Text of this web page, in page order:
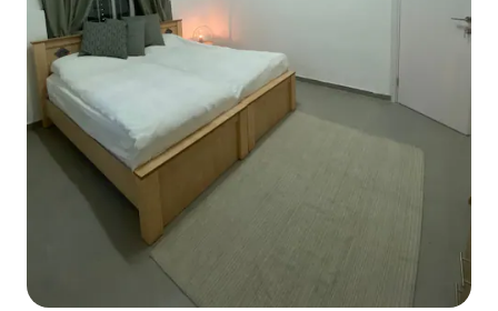
eles podem dizer isso sobre você
também. Você pode caminhar até as
partes sul e central de Tel Aviv ou você
pode pegar um ônibus nas
proximidades, usar nossos bykes,
bicicletas pagas, carros pagos ou
scooters ou o que for melhor para você
no momento. Você não precisará
manter um carro alugado e se
preocupar em estacionar e pagar por ele
sem usá-lo.